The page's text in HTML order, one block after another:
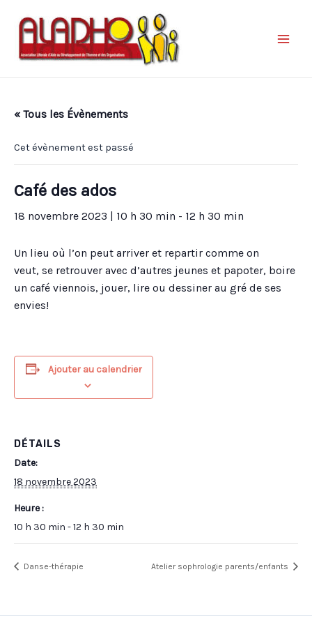
« Tous les Évènements
Cet évènement est passé
Café des ados
18 novembre 2023 | 10 h 30 min - 12 h 30 min
Un lieu où l’on peut arriver et repartir comme on
veut, se retrouver avec d’autres jeunes et papoter, boire
un café viennois, jouer, lire ou dessiner au gré de ses
envies!
Ajouter au calendrier
DÉTAILS
Date:
18 novembre 2023
Heure :
10 h 30 min - 12 h 30 min
Danse-thérapie Atelier sophrologie parents/enfants